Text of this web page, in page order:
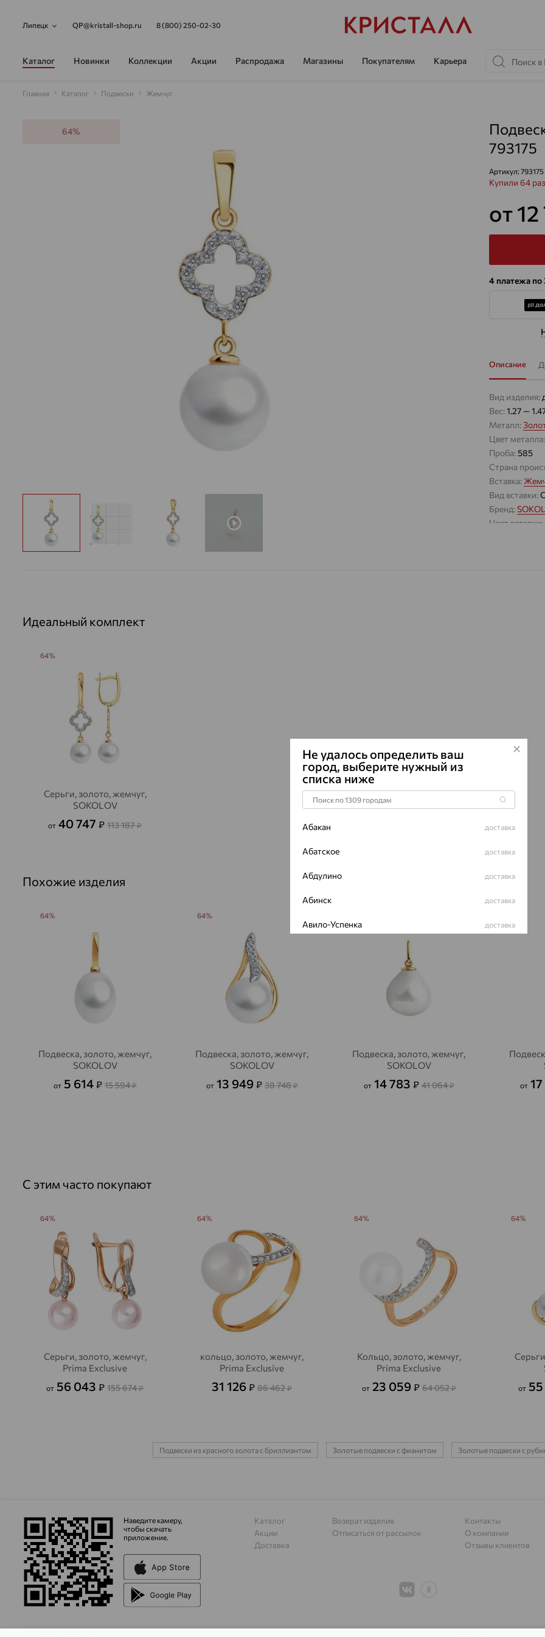
Липецк QP@kristall-shop.ru 8 (800) 250-02-30
Каталог Новинки Коллекции Акции Распродажа Магазины Покупателям Карьера
Главная Каталог Подвески Жемчуг
64%
793175
Артикул: 793175
Купили 64 раз
от
4 платежа по
Описание
Вид изделия:
Вес:1.27 —
Металл:
Цвет металла:
Проба:585
Страна
Вставка:
Вид вставки:
Бренд:
Цвет вставки:
Идеальный комплект
Серьги, золото, жемчуг,
SOKOLOV
от 40 747 ₽ 113 187₽
64%
Похожие изделия
Подвеска, золото, жемчуг,
SOKOLOV
от 5 614 ₽ 15 594₽
64%
Подвеска, золото, жемчуг,
SOKOLOV
от 13 949 ₽ 38 748₽
64%
Подвеска, золото, жемчуг,
SOKOLOV
от 14 783 ₽ 41 064₽ от
С этим часто покупают
Серьги, золото, жемчуг,
Prima Exclusive
от 56 043 ₽ 155 674₽
64%
кольцо, золото, жемчуг,
Prima Exclusive
31 126 ₽ 86 462₽
64%
Кольцо, золото, жемчуг,
Prima Exclusive
от 23 059 ₽ 64 052₽
64%
от
64%
Подвески из красного золота с бриллиантом Золотые подвески с фианитом Золотые подвески с
Наведите камеру,
чтобы скачать
приложение.
Каталог
Акции
Доставка
Возврат изделия
Отписаться от рассылок
Контакты
О компании
Отзывы клиентов
Не удалось определить ваш
город, выберите нужный из
списка ниже
Абакан доставка
Абатское доставка
Абдулино доставка
Абинск доставка
Авило-Успенка доставка
доставка
Александровское, Ставропольский край
Алексин доставка
Алушта